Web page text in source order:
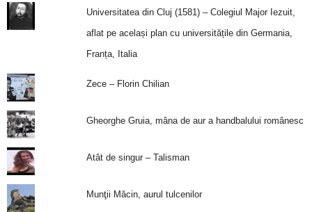
Universitatea din Cluj (1581) – Colegiul Major Iezuit,
aflat pe același plan cu universitățile din Germania,
Franța, Italia
Zece – Florin Chilian
Gheorghe Gruia, mâna de aur a handbalului românesc
Atât de singur – Talisman
Munţii Măcin, aurul tulcenilor